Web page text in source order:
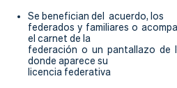
Se benefician del acuerdo, los
federados y familiares o
el carnet de la
federación o un pantallazo de
donde aparece su
licencia federativa